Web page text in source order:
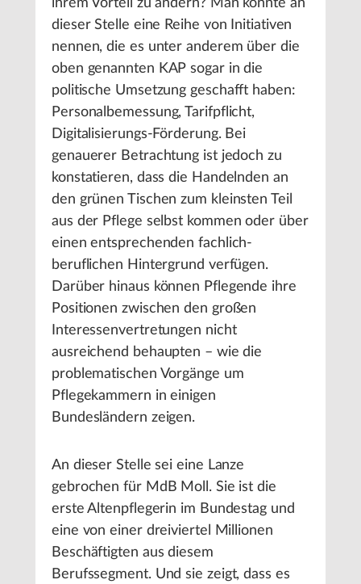
ihrem Vorteil zu ändern? Man könnte an
dieser Stelle eine Reihe von Initiativen
nennen, die es unter anderem über die
oben genannten KAP sogar in die
politische Umsetzung geschafft haben:
Personalbemessung, Tarifpflicht,
Digitalisierungs-Förderung. Bei
genauerer Betrachtung ist jedoch zu
konstatieren, dass die Handelnden an
den grünen Tischen zum kleinsten Teil
aus der Pflege selbst kommen oder über
einen entsprechenden fachlich-
beruflichen Hintergrund verfügen.
Darüber hinaus können Pflegende ihre
Positionen zwischen den großen
Interessenvertretungen nicht
ausreichend behaupten – wie die
problematischen Vorgänge um
Pflegekammern in einigen
Bundesländern zeigen.
An dieser Stelle sei eine Lanze
gebrochen für MdB Moll. Sie ist die
erste Altenpflegerin im Bundestag und
eine von einer dreiviertel Millionen
Beschäftigten aus diesem
Berufssegment. Und sie zeigt, dass es